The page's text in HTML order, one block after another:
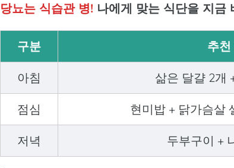
당뇨는 식습관 병! 나에게 맞는 식단을 지금
구분 추
아침 삶은 달걀 2개
점심 현미밥 + 닭가슴살
저녁 두부구이 +